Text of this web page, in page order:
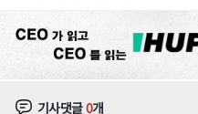
기사댓글0개